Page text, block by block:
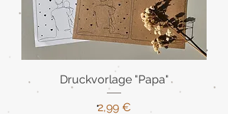
Druckvorlage "Papa"
Preis
2,99 €